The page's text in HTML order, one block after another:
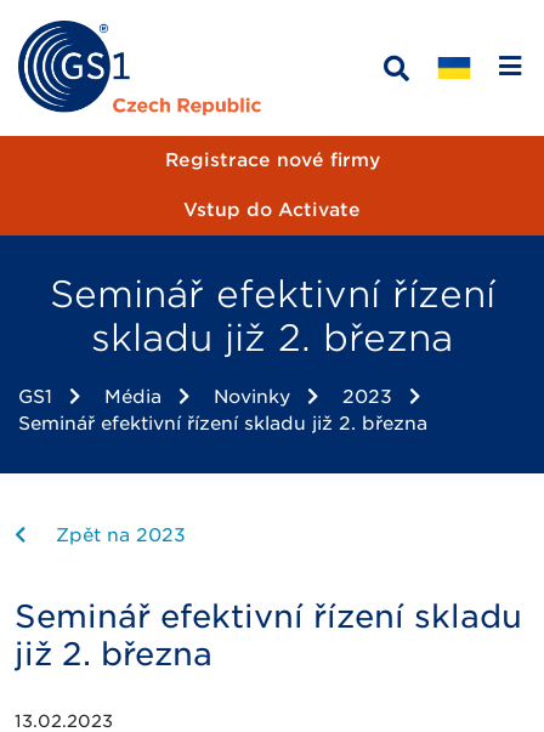
Registrace nové firmy
Vstup do Activate
Seminář efektivní řízení
skladu již 2. března
GS1 Média Novinky
2023
Seminář efektivní řízení skladu již 2. března
Zpět na 2023
Seminář efektivní řízení skladu
již 2. března
13.02.2023